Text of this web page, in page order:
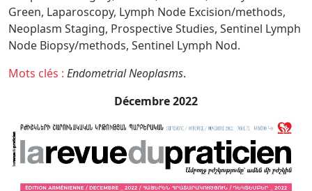
Green, Laparoscopy, Lymph Node Excision/methods,
Neoplasm Staging, Prospective Studies, Sentinel Lymph
Node Biopsy/methods, Sentinel Lymph Nod.
Mots clés : Endometrial Neoplasms.
Décembre 2022